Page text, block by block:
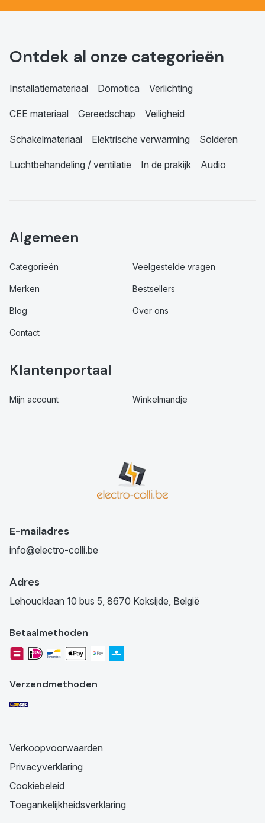
Ontdek al onze categorieën
Installatiemateriaal Domotica Verlichting
CEE materiaal Gereedschap Veiligheid
Schakelmateriaal Elektrische verwarming Solderen
Luchtbehandeling / ventilatie In de prakijk Audio
Algemeen
Categorieën Veelgestelde vragen
Merken Bestsellers
Blog Over ons
Contact
Klantenportaal
Mijn account Winkelmandje
E-mailadres
info@electro-colli.be
Adres
Lehoucklaan 10 bus 5, 8670 Koksijde, België
Betaalmethoden
Verzendmethoden
Verkoopvoorwaarden
Privacyverklaring
Cookiebeleid
Toegankelijkheidsverklaring